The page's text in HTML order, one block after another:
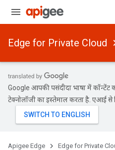
Edge for Private Cloud
Google आपकी पसंदीदा भाषा में
टेक्नोलॉजी का इस्तेमाल करता है. एआई से
Apigee Edge Edge for Private